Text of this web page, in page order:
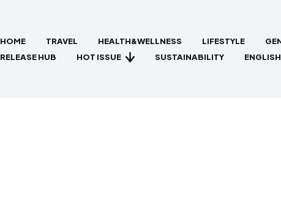
HOME TRAVEL HEALTH&WELLNESS LIFESTYLE
RELEASE HUB
HOT ISSUE SUSTAINABILITY ENGLISH